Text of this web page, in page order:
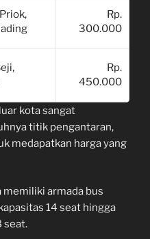
Rp.
300.000
Rp.
450.000
kota sangat
titik pengantaran,
medapatkan harga yang
memiliki armada bus
14 seat hingga
seat.